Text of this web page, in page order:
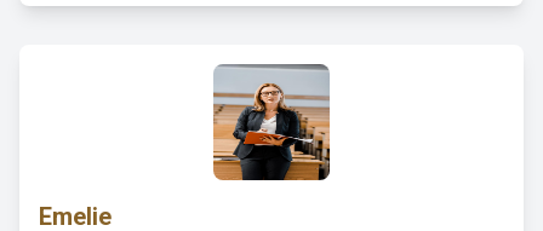
Emelie